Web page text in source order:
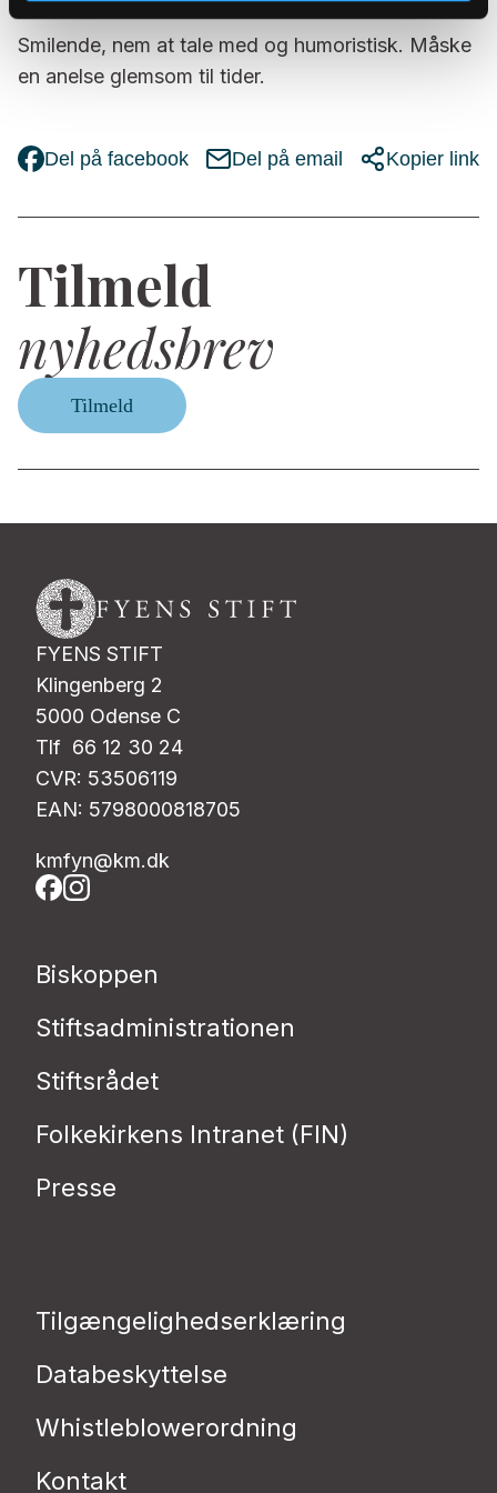
Smilende, nem at tale med og humoristisk. Måske
en anelse glemsom til tider.
Del på facebook Del på email Kopier link
Tilmeld
nyhedsbrev
Tilmeld
FYENS STIFT
Klingenberg 2
5000 Odense C
Tlf 66 12 30 24
CVR: 53506119
EAN: 5798000818705
kmfyn@km.dk
Biskoppen
Stiftsadministrationen
Stiftsrådet
Folkekirkens Intranet (FIN)
Presse
Tilgængelighedserklæring
Databeskyttelse
Whistleblowerordning
Kontakt